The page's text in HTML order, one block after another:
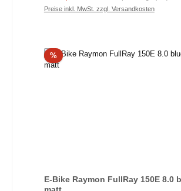
Preise inkl. MwSt. zzgl. Versandkosten
%Rabatt
E-Bike Raymon FullRay 150E 8.0
matt